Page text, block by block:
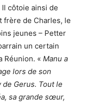
côtoie ainsi de
frère de Charles, le
jeunes – Petter
un certain
Réunion. « Manu a
lors de son
Gerus. Tout le
sa grande sœur,